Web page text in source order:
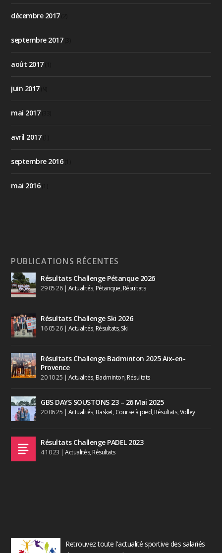
décembre 2017(2)
septembre 2017(3)
août 2017(1)
juin 2017(9)
mai 2017(33)
avril 2017(1)
septembre 2016(1)
mai 2016(1)
PUBLICATIONS RÉCENTES
Résultats Challenge Pétanque 2026
29 05 26| Actualités, Pétanque, Résultats
Résultats Challenge Ski 2026
16 05 26| Actualités, Résultats, Ski
Résultats Challenge Badminton 2025 Aix-en-
Provence
20 10 25 | Actualités, Badminton, Résultats
GBS DAYS SOUSTONS 23 – 26 Mai 2025
20 06 25 | Actualités, Basket, Course à pied, Résultats,Volley
Résultats Challenge PADEL 2023
4 10 23 |Actualités, Résultats
Retrouvez toute l'actualité sportive des salariés